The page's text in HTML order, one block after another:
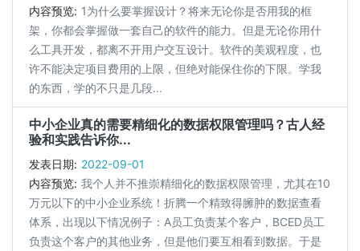
内容预览: 1为什么要掌握设计？将来无论你是否用我的框
架，你都会掌握做一套自己的软件的能力。但是无论你用什
么工具开发，都离不开用户交互设计。软件的美观程度，也
许不能决定项目费用的上限，但绝对能保住你的下限。学我
的东西，学的不只是几段...
中小企业真的需要精细化的数据权限管理吗？古人经
验和实践告诉你...
发表日期: 2022-09-01
内容预览: 我个人并不推崇精细化的数据权限管理，尤其在10
万元以下的中小企业系统！折腾一个精致得臃肿的数据查看
体系，出现以下情况例子：A员工负责某个客户，BCED员工
负责这个客户的其他业务，但是他们要互相看到数据。于是